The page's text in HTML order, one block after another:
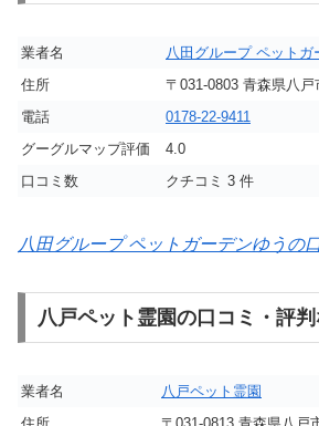
業者名
八田グループ ペットガ
住所
〒031-0803 青森県八
電話
0178-22-9411
グーグルマップ評価
4.0
口コミ数
クチコミ 3 件
八田グループ ペットガーデンゆうの
八戸ペット霊園の口コミ・評
業者名
八戸ペット霊園